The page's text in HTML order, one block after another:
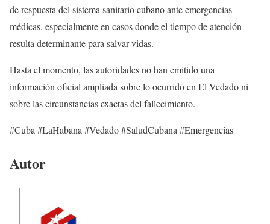
de respuesta del sistema sanitario cubano ante emergencias
médicas, especialmente en casos donde el tiempo de atención
resulta determinante para salvar vidas.
Hasta el momento, las autoridades no han emitido una
información oficial ampliada sobre lo ocurrido en El Vedado ni
sobre las circunstancias exactas del fallecimiento.
#Cuba #LaHabana #Vedado #SaludCubana #Emergencias
Autor